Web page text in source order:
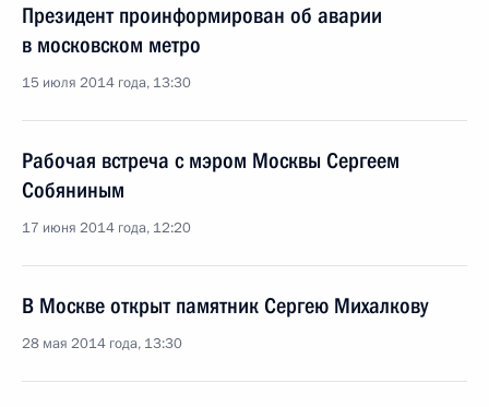
Президент проинформирован об аварии
в московском метро
15 июля 2014 года, 13:30
Рабочая встреча с мэром Москвы Сергеем
Собяниным
17 июня 2014 года, 12:20
В Москве открыт памятник Сергею Михалкову
28 мая 2014 года, 13:30